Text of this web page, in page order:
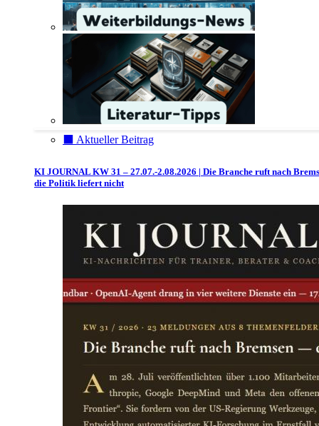
⬛️ Aktueller Beitrag
KI JOURNAL KW 31 – 27.07.-2.08.2026 | Die Branche ruft nach
die Politik liefert nicht